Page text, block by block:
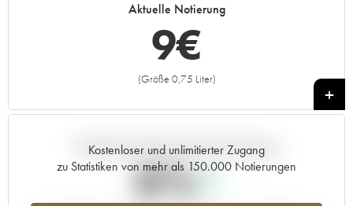
Aktuelle Notierung
9€
(Größe 0,75 Liter)
+
Kostenloser und unlimitierter Zugang
zu Statistiken von mehr als 150.000 Notierungen
Aktuelle Entwicklung der Preisnotierung
0%